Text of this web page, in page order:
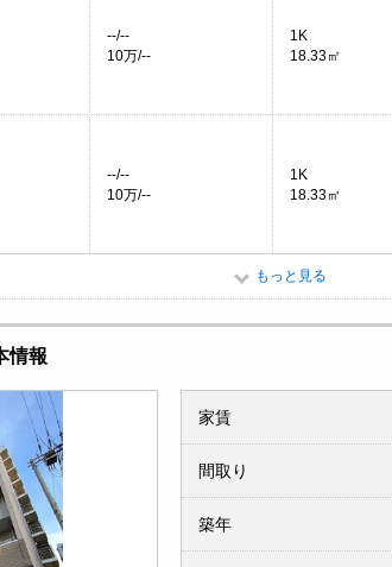
--/--
10万/--
1K
18.33㎡
--/--
10万/--
1K
18.33㎡
もっと見る
情報
家賃
間取り
築年